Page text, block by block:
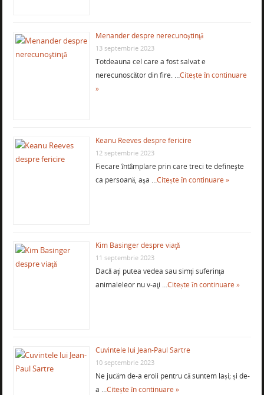
Menander despre nerecunoştinţă
13 septembrie 2023
Totdeauna cel care a fost salvat e
nerecunoscător din fire. …Citește în continuare
»
Keanu Reeves despre fericire
12 septembrie 2023
Fiecare întâmplare prin care treci te defineşte
ca persoană, aşa …Citește în continuare »
Kim Basinger despre viaţă
11 septembrie 2023
Dacă aţi putea vedea sau simţi suferinţa
animaleleor nu v-aţi …Citește în continuare »
Cuvintele lui Jean-Paul Sartre
10 septembrie 2023
Ne jucăm de-a eroii pentru că suntem lași; și de-
a …Citește în continuare »